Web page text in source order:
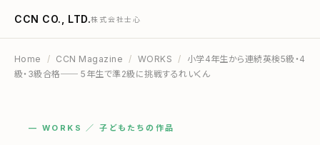
CCN CO., LTD.株式会社士心
Home / CCN Magazine / WORKS /
小学4年生から連続英検5級・4
級・3級合格── 5年生で準2級に挑戦するれいくん
— WORKS ／ 子どもたちの作品